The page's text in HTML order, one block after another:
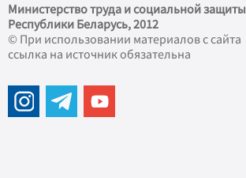
Министерство труда и социальной защиты
Республики Беларусь, 2012
© При использовании материалов с сайта
ссылка на источник обязательна